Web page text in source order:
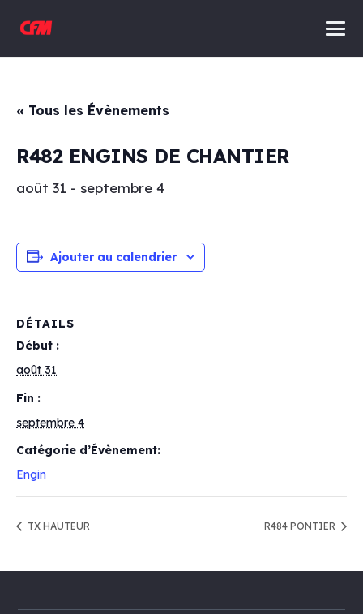
« Tous les Évènements
R482 ENGINS DE CHANTIER
août 31 - septembre 4
Ajouter au calendrier
DÉTAILS
Début :
août 31
Fin :
septembre 4
Catégorie d’Évènement:
Engin
TX HAUTEUR R484 PONTIER